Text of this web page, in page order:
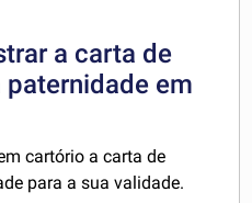
a carta de
em
cartório a carta de
para a sua validade.